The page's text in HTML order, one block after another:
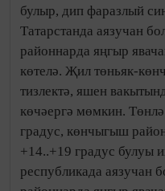
булыр, дип фаразлый
Татарстанда аязучан
районнарда яңгыр
көтелә. Җил төньяк-
тизлектә, яшен
көчәергә мөмкин.
градус, көнчыгыш
+14..+19 градус булуы
республикада аязучан